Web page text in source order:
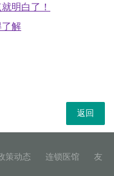
明白了！
解
返回
策动态 连锁医馆
友